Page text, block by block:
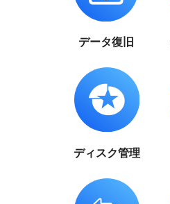
データ復旧
ディスク管理